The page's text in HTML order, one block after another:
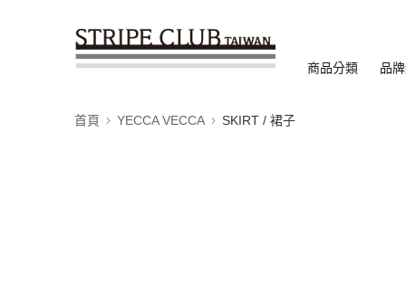
商品分類 品
首頁 YECCA VECCA SKIRT / 裙子